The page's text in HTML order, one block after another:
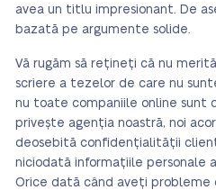
avea un titlu impresionant. De
bazată pe argumente solide.
Vă rugăm să rețineți că nu
scriere a tezelor de care nu
nu toate companiile online sunt
privește agenția noastră, noi
deosebită confidențialității
niciodată informațiile personale
Orice dată când aveți